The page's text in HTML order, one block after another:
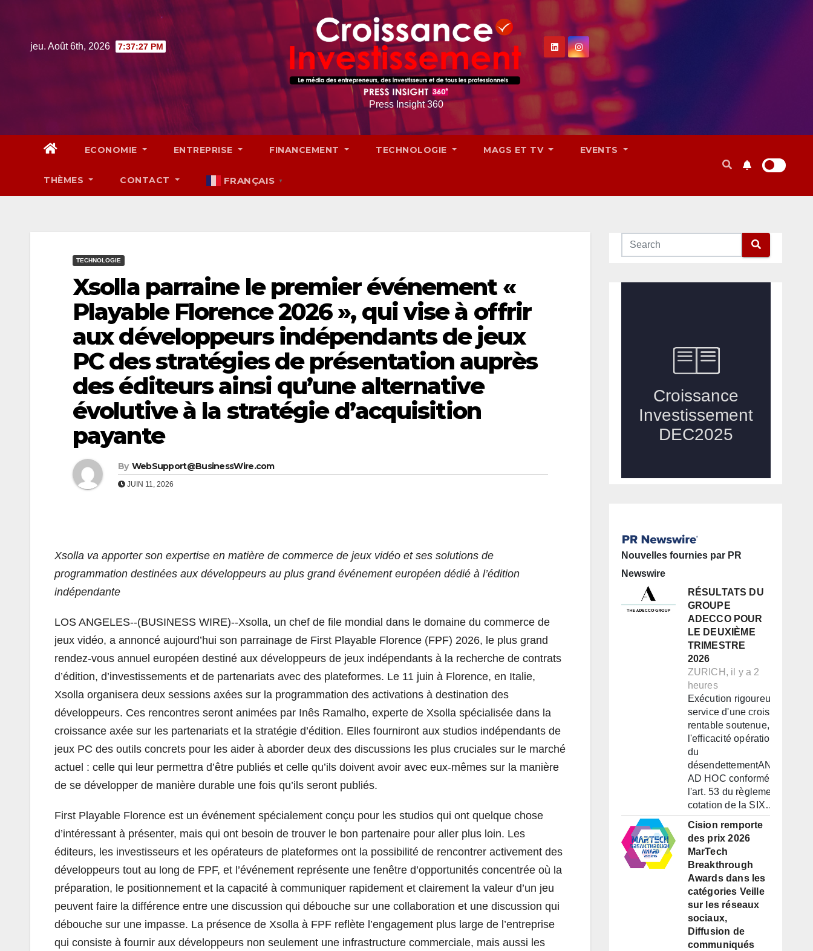
jeu. Août 6th, 2026 7:37:28 PM
Press Insight 360
ECONOMIE ENTREPRISE FINANCEMENT TECHNOLOGIE MAGS ET TV EVENTS
THÈMES CONTACT FRANÇAIS ▼
TECHNOLOGIE
Xsolla parraine le premier événement «
Playable Florence 2026 », qui vise à offrir
aux développeurs indépendants de jeux
PC des stratégies de présentation auprès
des éditeurs ainsi qu’une alternative
évolutive à la stratégie d’acquisition
payante
By WebSupport@BusinessWire.com
JUIN 11, 2026
Xsolla va apporter son expertise en matière de commerce de jeux vidéo et ses solutions de
programmation destinées aux développeurs au plus grand événement européen dédié à l’édition
indépendante
LOS ANGELES--(BUSINESS WIRE)--Xsolla, un chef de file mondial dans le domaine du commerce de
jeux vidéo, a annoncé aujourd’hui son parrainage de First Playable Florence (FPF) 2026, le plus grand
rendez-vous annuel européen destiné aux développeurs de jeux indépendants à la recherche de contrats
d’édition, d’investissements et de partenariats avec des plateformes. Le 11 juin à Florence, en Italie,
Xsolla organisera deux sessions axées sur la programmation des activations à destination des
développeurs. Ces rencontres seront animées par Inês Ramalho, experte de Xsolla spécialisée dans la
croissance axée sur les partenariats et la stratégie d’édition. Elles fourniront aux studios indépendants de
jeux PC des outils concrets pour les aider à aborder deux des discussions les plus cruciales sur le marché
actuel : celle qui leur permettra d’être publiés et celle qu’ils doivent avoir avec eux-mêmes sur la manière
de se développer de manière durable une fois qu’ils seront publiés.
First Playable Florence est un événement spécialement conçu pour les studios qui ont quelque chose
d’intéressant à présenter, mais qui ont besoin de trouver le bon partenaire pour aller plus loin. Les
éditeurs, les investisseurs et les opérateurs de plateformes ont la possibilité de rencontrer activement des
développeurs tout au long de FPF, et l’événement représente une fenêtre d’opportunités concentrée où la
préparation, le positionnement et la capacité à communiquer rapidement et clairement la valeur d’un jeu
peuvent faire la différence entre une discussion qui débouche sur une collaboration et une discussion qui
débouche sur une impasse. La présence de Xsolla à FPF reflète l’engagement plus large de l’entreprise
qui consiste à fournir aux développeurs non seulement une infrastructure commerciale, mais aussi les
Nouvelles fournies par PR
Newswire
RÉSULTATS DU
GROUPE
ADECCO POUR
LE DEUXIÈME
TRIMESTRE
2026
ZURICH, il y a 2
heures
Exécution rigoureuse au
service d'une croissance
rentable soutenue, de
l'efficacité opérationnelle et
du
désendettementANNONCE
AD HOC conformément à
l'art. 53 du règlement de
cotation de la SIX…
Cision remporte
des prix 2026
MarTech
Breakthrough
Awards dans les
catégories Veille
sur les réseaux
sociaux,
Diffusion de
communiqués